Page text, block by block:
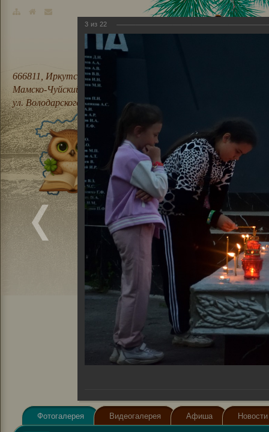
666811, Иркутская область,
Мамско-Чуйский район, п. Мама,
ул. Володарского, 21
Фотогалерея Видеогалерея Афиша Новости
3 из 22